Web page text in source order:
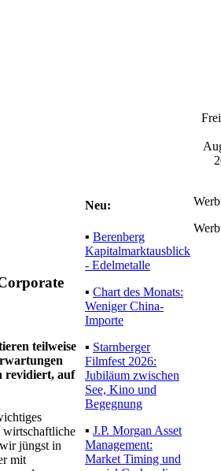
teilweise
revidiert, auf
wirtschaftliche
jüngst in
mit
Neu:
▪ Berenberg
Kapitalmarktausblick
- Edelmetalle
▪ Chart des Monats:
Weniger China-
Importe
▪ Starnberger
Filmfest 2026:
Jubiläum zwischen
See, Kino und
Begegnung
▪ J.P. Morgan Asset
Management:
Market Timing und